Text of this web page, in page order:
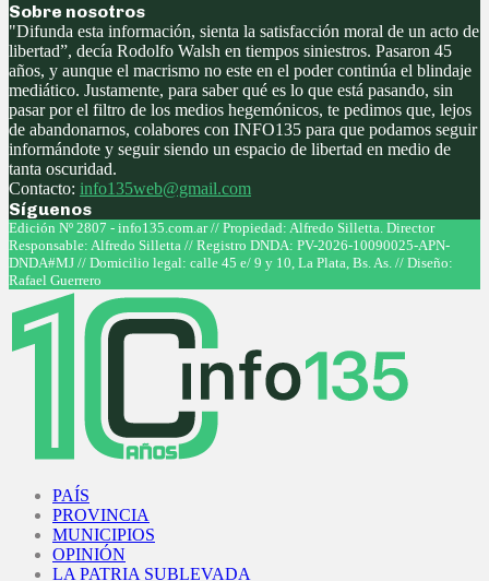
Sobre nosotros
"Difunda esta información, sienta la satisfacción moral de un acto de
libertad”, decía Rodolfo Walsh en tiempos siniestros. Pasaron 45
años, y aunque el macrismo no este en el poder continúa el blindaje
mediático. Justamente, para saber qué es lo que está pasando, sin
pasar por el filtro de los medios hegemónicos, te pedimos que, lejos
de abandonarnos, colabores con INFO135 para que podamos seguir
informándote y seguir siendo un espacio de libertad en medio de
tanta oscuridad.
Contacto: info135web@gmail.com
Síguenos
Facebook
Twitter
Instagram
Youtube
Edición Nº 2807 - info135.com.ar // Propiedad: Alfredo Silletta. Director
Responsable: Alfredo Silletta // Registro DNDA: PV-2026-10090025-APN-
DNDA#MJ // Domicilio legal: calle 45 e/ 9 y 10, La Plata, Bs. As. // Diseño:
Rafael Guerrero
PAÍS
PROVINCIA
MUNICIPIOS
OPINIÓN
LA PATRIA SUBLEVADA